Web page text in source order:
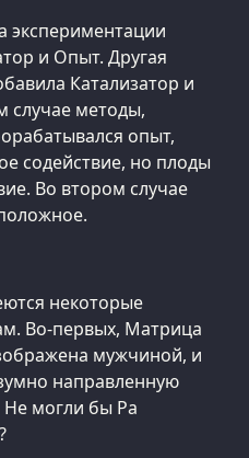
экспериментации
и Опыт. Другая
Катализатор и
случае методы,
опыт,
содействие, но плоды
Во втором случае
некоторые
Во-первых, Матрица
мужчиной, и
направленную
Не могли бы Ра